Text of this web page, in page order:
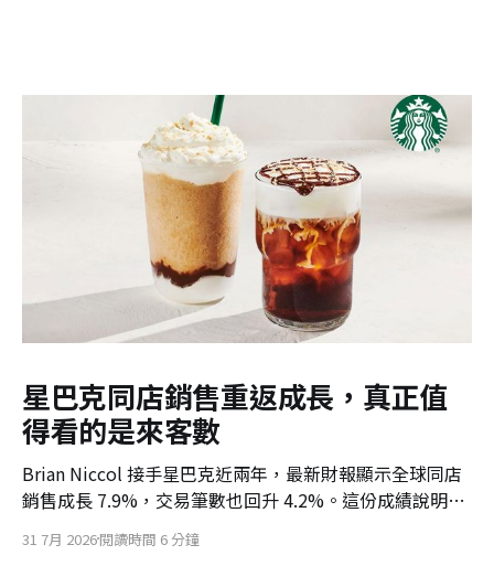
星巴克同店銷售重返成長，真正值
得看的是來客數
Brian Niccol 接手星巴克近兩年，最新財報顯示全球同店
銷售成長 7.9%，交易筆數也回升 4.2%。這份成績說明，
星巴克投入人力、訂單流程與門市空間的改造，已開始把
顧客重新帶回門市。
31 7月 2026閱讀時間 6 分鐘